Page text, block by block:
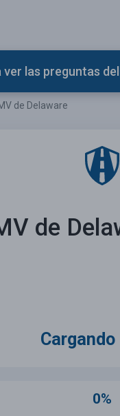
ver las preguntas
de Delaware
de
Cargando
0%